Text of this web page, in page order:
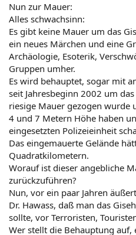
Nun zur Mauer:
Alles schwachsinn:
Es gibt keine Mauer um das
ein neues Märchen und eine
Archäologie, Esoterik,
Gruppen umher.
Es wird behauptet, sogar mit
seit Jahresbeginn 2002 um
riesige Mauer gezogen wurde
4 und 7 Metern Höhe haben
eingesetzten Polizeieinheit
Das eingemauerte Gelände
Quadratkilometern.
Worauf ist dieser angebliche
zurückzuführen?
Nun, vor ein paar Jahren
Dr. Hawass, daß man das
sollte, vor Terroristen,
Wer stellt die Behauptung auf,